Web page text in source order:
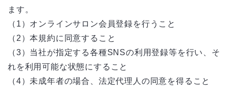
ます。
（1）オンラインサロン会員登録を行うこと
（2）本規約に同意すること
（3）当社が指定する各種SNSの利用登録等を行い、そ
れを利用可能な状態にすること
（4）未成年者の場合、法定代理人の同意を得ること